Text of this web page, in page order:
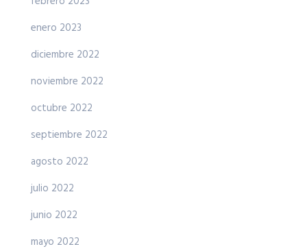
enero 2023
diciembre 2022
noviembre 2022
octubre 2022
septiembre 2022
agosto 2022
julio 2022
junio 2022
mayo 2022